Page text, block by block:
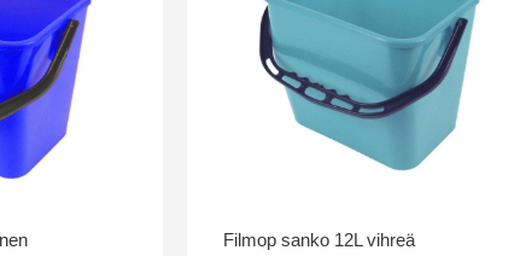
Filmop sanko 12L vihreä